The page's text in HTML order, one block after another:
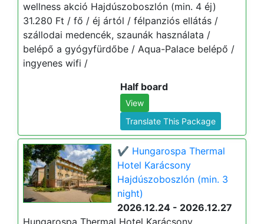
wellness akció Hajdúszoboszlón (min. 4 éj)
31.280 Ft / fő / éj ártól / félpanziós ellátás /
szállodai medencék, szaunák használata /
belépő a gyógyfürdőbe / Aqua-Palace belépő /
ingyenes wifi /
Half board
View
Translate This Package
✔️ Hungarospa Thermal
Hotel Karácsony
Hajdúszoboszlón (min. 3
night)
2026.12.24 - 2026.12.27
Hungarospa Thermal Hotel Karácsony